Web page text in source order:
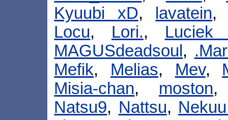
Kyuubi xD, lavatein
Locu, Lori., Luciek
MAGUSdeadsoul ,
Mefik, Melias, Mev,
Misia-chan, moston
Natsu9, Nattsu,